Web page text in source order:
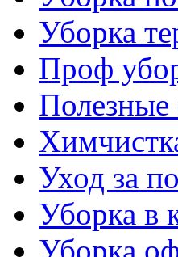
Уборка
Проф
Полезные
Уход за
Уборка в